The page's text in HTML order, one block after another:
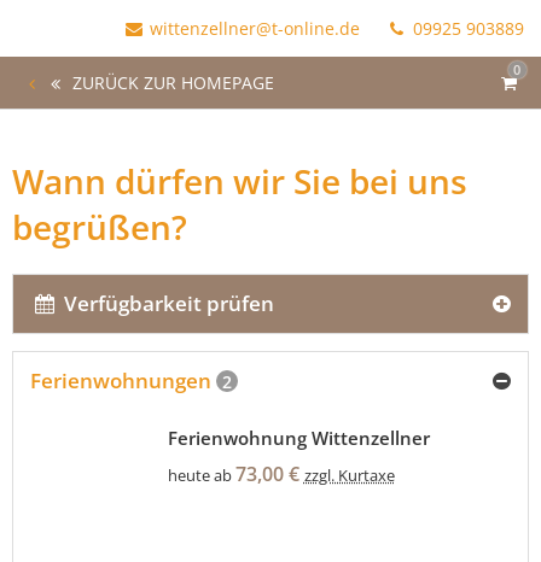
wittenzellner@t-online.de 09925 903889
0
ZURÜCK ZUR HOMEPAGE
Wann dürfen wir Sie bei uns
begrüßen?
Verfügbarkeit prüfen
Ferienwohnungen 2
Ferienwohnung Wittenzellner
heute ab73,00 € zzgl. Kurtaxe